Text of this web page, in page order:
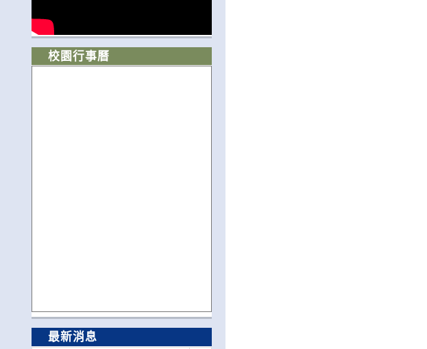
校園行事曆
最新消息